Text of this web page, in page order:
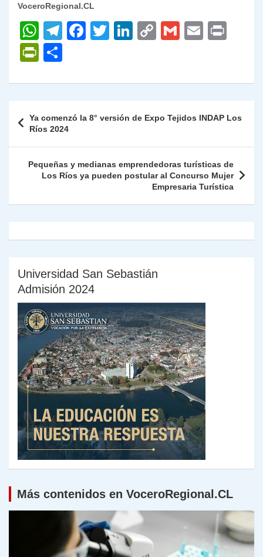
VoceroRegional.CL
W
h
at
s
p
p
T
gr
m
F
e
o
o
k
T
er
Li
e
n
C
y
n
k
G
l
E
l
P
nt
ie
n
dl
y
m
ar
tir
de
entradas
Ya comenzó la 8° versión de Expo Tejidos INDAP Los
Ríos 2024
Pequeñas y medianas emprendedoras turísticas de
Los Ríos ya pueden postular al Concurso Mujer
Empresaria Turística
Universidad San Sebastián
Admisión 2024
Más contenidos en VoceroRegional.CL